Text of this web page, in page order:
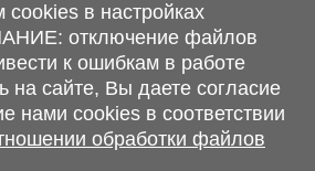
Рябцева, 108 В, 224701
что вся предоставленная на сайте
комплектаций, технических
сочетаний, а также стоимости и
носит информационный характер и
офертой, определяемой п.2 ст.407
Беларусь.
в настройках
отключение файлов
к ошибкам в работе
на сайте, Вы даете согласие
нами cookies в соответствии
обработки файлов